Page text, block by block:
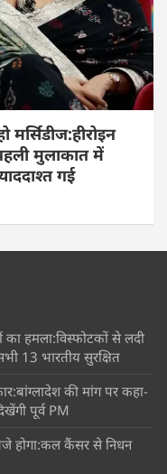
मुलाकात में
गई
का हमला:विस्फोटकों से लदी
13 भारतीय सुरक्षित
की मांग पर कहा-
पूर्व PM
होगा:कल कैंसर से निधन